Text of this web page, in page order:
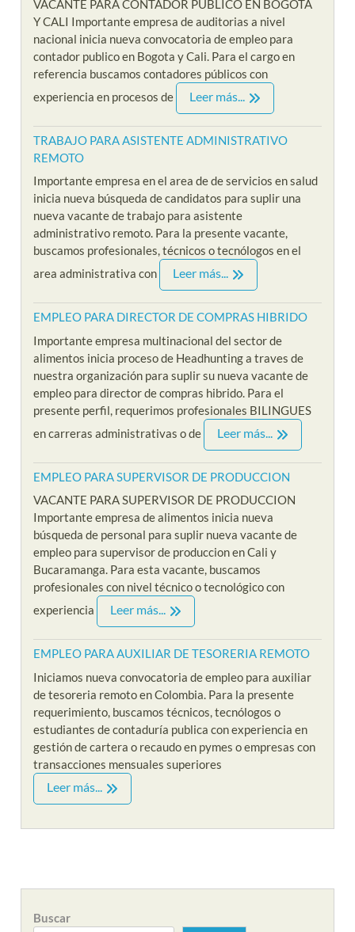
VACANTE PARA CONTADOR PUBLICO EN BOGOTA
Y CALI Importante empresa de auditorias a nivel
nacional inicia nueva convocatoria de empleo para
contador publico en Bogota y Cali. Para el cargo en
referencia buscamos contadores públicos con
experiencia en procesos de
Leer más...
TRABAJO PARA ASISTENTE ADMINISTRATIVO
REMOTO
Importante empresa en el area de de servicios en salud
inicia nueva búsqueda de candidatos para suplir una
nueva vacante de trabajo para asistente
administrativo remoto. Para la presente vacante,
buscamos profesionales, técnicos o tecnólogos en el
area administrativa con
Leer más...
EMPLEO PARA DIRECTOR DE COMPRAS HIBRIDO
Importante empresa multinacional del sector de
alimentos inicia proceso de Headhunting a traves de
nuestra organización para suplir su nueva vacante de
empleo para director de compras hibrido. Para el
presente perfil, requerimos profesionales BILINGUES
en carreras administrativas o de
Leer más...
EMPLEO PARA SUPERVISOR DE PRODUCCION
VACANTE PARA SUPERVISOR DE PRODUCCION
Importante empresa de alimentos inicia nueva
búsqueda de personal para suplir nueva vacante de
empleo para supervisor de produccion en Cali y
Bucaramanga. Para esta vacante, buscamos
profesionales con nivel técnico o tecnológico con
experiencia
Leer más...
EMPLEO PARA AUXILIAR DE TESORERIA REMOTO
Iniciamos nueva convocatoria de empleo para auxiliar
de tesoreria remoto en Colombia. Para la presente
requerimiento, buscamos técnicos, tecnólogos o
estudiantes de contaduría publica con experiencia en
gestión de cartera o recaudo en pymes o empresas con
transacciones mensuales superiores
Leer más...
Buscar